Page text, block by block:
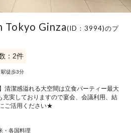
Tokyo Ginza(ID：3994)のプ
：2件
徒歩3分
清潔感溢れる大空間は立食パーティー最大
実しておりますので宴会、会議利用、結
ご活用ください★
・各国料理